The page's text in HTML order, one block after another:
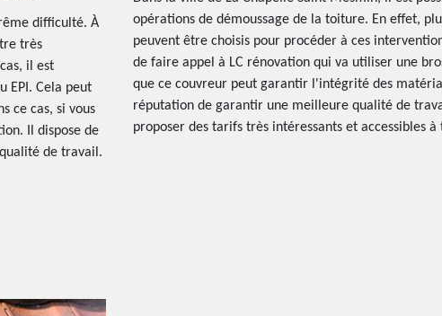
difficulté. À
très
il est
EPI. Cela peut
ce cas, si vous
Il dispose de
de travail.
opérations de démoussage de la toiture. En effet,
peuvent être choisis pour procéder à ces
de faire appel à LC rénovation qui va utiliser une
que ce couvreur peut garantir l'intégrité des
réputation de garantir une meilleure qualité de
proposer des tarifs très intéressants et accessibles à